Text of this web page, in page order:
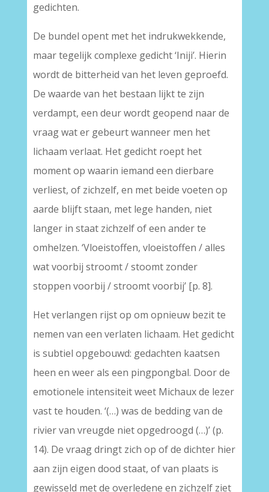
gedichten.
De bundel opent met het indrukwekkende,
maar tegelijk complexe gedicht ‘Iniji’. Hierin
wordt de bitterheid van het leven geproefd.
De waarde van het bestaan lijkt te zijn
verdampt, een deur wordt geopend naar de
vraag wat er gebeurt wanneer men het
lichaam verlaat. Het gedicht roept het
moment op waarin iemand een dierbare
verliest, of zichzelf, en met beide voeten op
aarde blijft staan, met lege handen, niet
langer in staat zichzelf of een ander te
omhelzen. ‘Vloeistoffen, vloeistoffen / alles
wat voorbij stroomt / stoomt zonder
stoppen voorbij / stroomt voorbij’ [p. 8].
Het verlangen rijst op om opnieuw bezit te
nemen van een verlaten lichaam. Het gedicht
is subtiel opgebouwd: gedachten kaatsen
heen en weer als een pingpongbal. Door de
emotionele intensiteit weet Michaux de lezer
vast te houden. ‘(…) was de bedding van de
rivier van vreugde niet opgedroogd (…)’ (p.
14). De vraag dringt zich op of de dichter hier
aan zijn eigen dood staat, of van plaats is
gewisseld met de overledene en zichzelf ziet